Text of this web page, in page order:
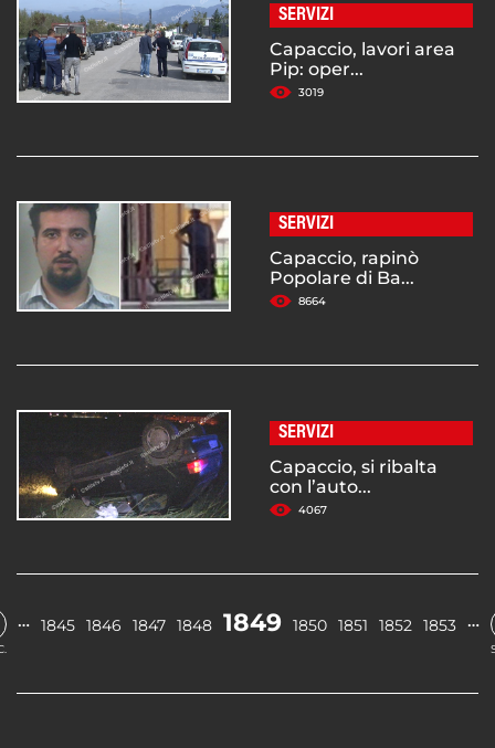
SERVIZI
Capaccio, lavori area
Pip: oper...
3019
SERVIZI
Capaccio, rapinò
Popolare di Ba...
8664
SERVIZI
Capaccio, si ribalta
con l’auto...
4067
… 1845 1846 1847 1848 1849 1850 1851 1852 1853 …